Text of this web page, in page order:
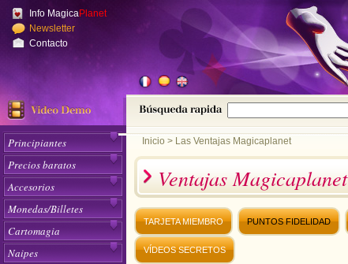
Info MagicaPlanet
Newsletter
Contacto
Principiantes
Precios baratos
Accesorios
Monedas/Billetes
Cartomagia
Naipes
Inicio > Las Ventajas Magicaplanet
Ventajas Magicaplanet
TARJETA MIEMBRO PUNTOS FIDELIDAD
VÍDEOS SECRETOS